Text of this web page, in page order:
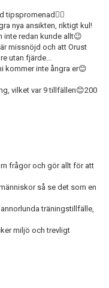
nya ansikten, riktigt kul!
inte redan kunde allt😉
missnöjd och att Orust
utan fjärde...
kommer inte ångra er😊
vilket var 9 tillfällen😊200
frågor och gör allt för att
så se det som en
träningstillfälle,
miljö och trevligt